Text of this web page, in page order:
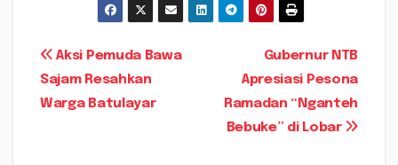
Navigasi
pos
Gubernur NTB
Apresiasi Pesona
Ramadan “Nganteh
Bebuke” di Lobar
Aksi Pemuda Bawa
Sajam Resahkan
Warga Batulayar